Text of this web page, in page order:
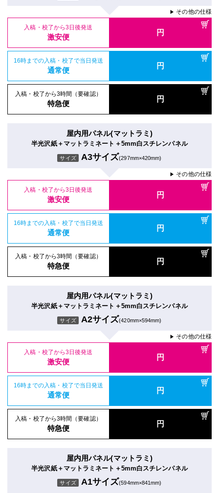
▶ その他の仕様
入稿・校了から3日後発送
激安便 円
16時までの入稿・校了で当日発送
通常便 円
入稿・校了から3時間（要確認）
特急便 円
屋内用パネル(マットラミ)
半光沢紙＋マットラミネート＋5mm白スチレンパネル
サイズ A3サイズ(297mm×420mm)
▶ その他の仕様
入稿・校了から3日後発送
激安便 円
16時までの入稿・校了で当日発送
通常便 円
入稿・校了から3時間（要確認）
特急便 円
屋内用パネル(マットラミ)
半光沢紙＋マットラミネート＋5mm白スチレンパネル
サイズ A2サイズ(420mm×594mm)
▶ その他の仕様
入稿・校了から3日後発送
激安便 円
16時までの入稿・校了で当日発送
通常便 円
入稿・校了から3時間（要確認）
特急便 円
屋内用パネル(マットラミ)
半光沢紙＋マットラミネート＋5mm白スチレンパネル
サイズ A1サイズ(594mm×841mm)